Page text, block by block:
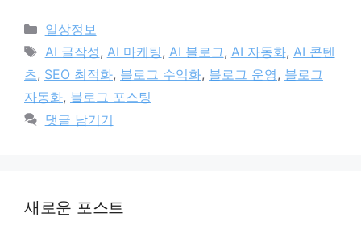
카
테
고
리
일상정보
태
그
AI 글작성, AI 마케팅, AI 블로그, AI 자동화, AI 콘텐
츠, SEO 최적화, 블로그 수익화, 블로그 운영, 블로그
자동화, 블로그 포스팅
댓글 남기기
새로운 포스트